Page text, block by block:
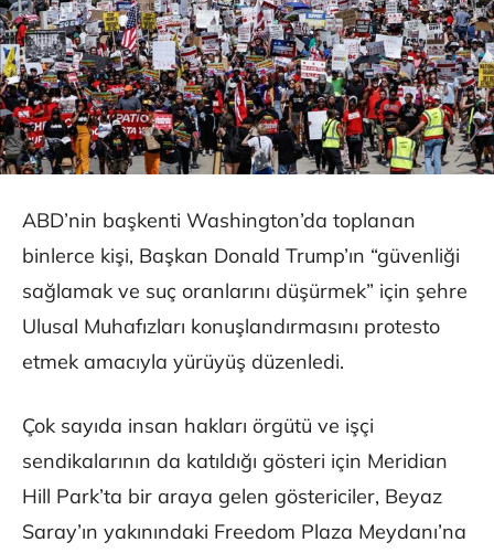
ABD’nin başkenti Washington’da toplanan
binlerce kişi, Başkan Donald Trump’ın “güvenliği
sağlamak ve suç oranlarını düşürmek” için şehre
Ulusal Muhafızları konuşlandırmasını protesto
etmek amacıyla yürüyüş düzenledi.
Çok sayıda insan hakları örgütü ve işçi
sendikalarının da katıldığı gösteri için Meridian
Hill Park’ta bir araya gelen göstericiler, Beyaz
Saray’ın yakınındaki Freedom Plaza Meydanı’na